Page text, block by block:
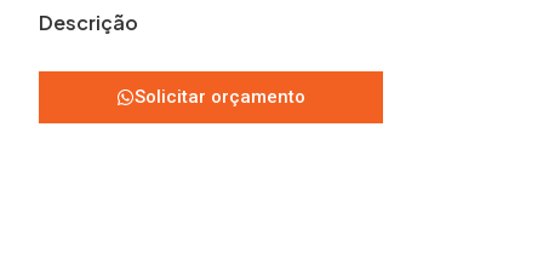
Descrição
Solicitar orçamento